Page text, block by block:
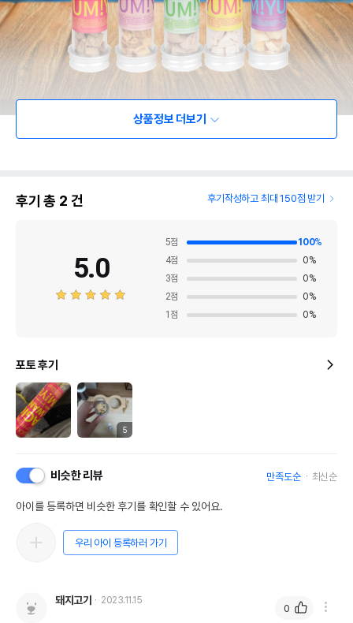
상품정보 더보기
후기 총 2 건 후기작성하고 최대 150점 받기
5.0
5점 100%
4점 0%
3점 0%
2점 0%
1 점 0%
포토 후기
5
비슷한 리뷰 만족도순 최신순
아이를 등록하면 비슷한 후기를 확인할 수 있어요.
우리 아이 등록하러 가기
돼지고기 2023.11.15
0